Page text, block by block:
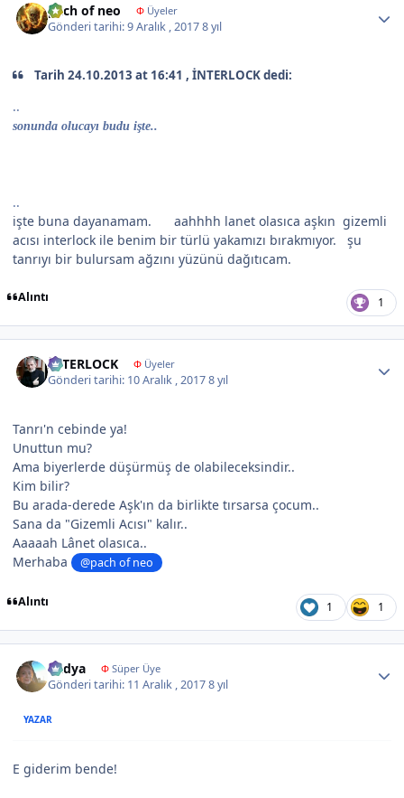
pach of neo ΦÜyeler
Gönderi tarihi:9 Aralık , 20178 yıl
Tarih 24.10.2013 at 16:41 , İNTERLOCK dedi:
..
sonunda olucayı budu işte..
..
işte buna dayanamam.
aahhhh lanet olasıca aşkın gizemli
acısı interlock ile benim bir türlü yakamızı bırakmıyor. şu
tanrıyı bir bulursam ağzını yüzünü dağıtıcam.
Alıntı 1
İNTERLOCK ΦÜyeler
Gönderi tarihi: 10 Aralık , 20178 yıl
Tanrı'n cebinde ya!
Unuttun mu?
Ama biyerlerde düşürmüş de olabileceksindir..
Kim bilir?
Bu arada-derede Aşk'ın da birlikte tırsarsa çocum..
Sana da "Gizemli Acısı" kalır..
Aaaaah Lânet olasıca..
Merhaba
@pach of neo
Alıntı 1 1
Radya ΦSüper Üye
Gönderi tarihi: 11 Aralık , 20178 yıl
YAZAR
E giderim bende!